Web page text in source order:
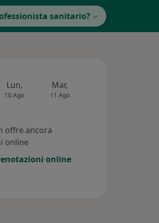
sanitario?
Lun,
10 Ago
Mar,
11 Ago
offre ancora
online
online